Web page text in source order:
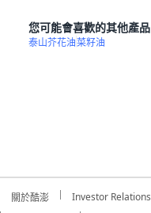
您可能會喜歡的其他產品
泰山芥花油菜籽油
關於酷澎 Investor Relations